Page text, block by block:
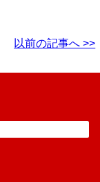
以前の記事へ >>